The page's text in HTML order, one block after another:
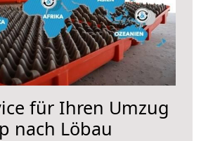
für Ihren Umzug
nach Löbau